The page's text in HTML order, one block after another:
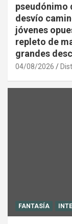
pseudónimo
desvío
jóvenes
repleto de
grandes
04/08/2026
FANTASÍA